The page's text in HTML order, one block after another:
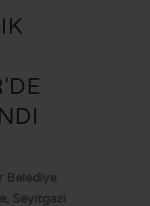
İLANLARI
Belediye
Seyitgazi